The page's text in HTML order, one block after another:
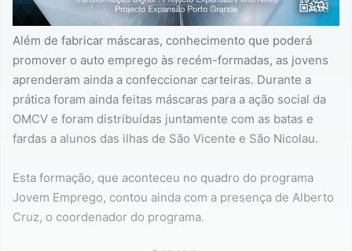
Além de fabricar máscaras, conhecimento que poderá
promover o auto emprego às recém-formadas, as jovens
aprenderam ainda a confeccionar carteiras. Durante a
prática foram ainda feitas máscaras para a ação social da
OMCV e foram distribuídas juntamente com as batas e
fardas a alunos das ilhas de São Vicente e São Nicolau.
Esta formação, que aconteceu no quadro do programa
Jovem Emprego, contou ainda com a presença de Alberto
Cruz, o coordenador do programa.